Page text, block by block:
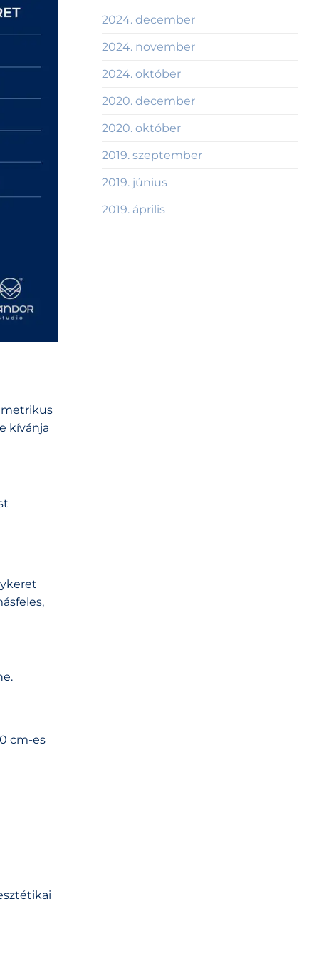
kívánja
cm-es
2024. december
2024. november
2024. október
2020. december
2020. október
2019. szeptember
2019. június
2019. április